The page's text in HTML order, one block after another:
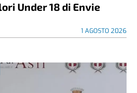
Under 18 di Envie
1 AGOSTO 2026